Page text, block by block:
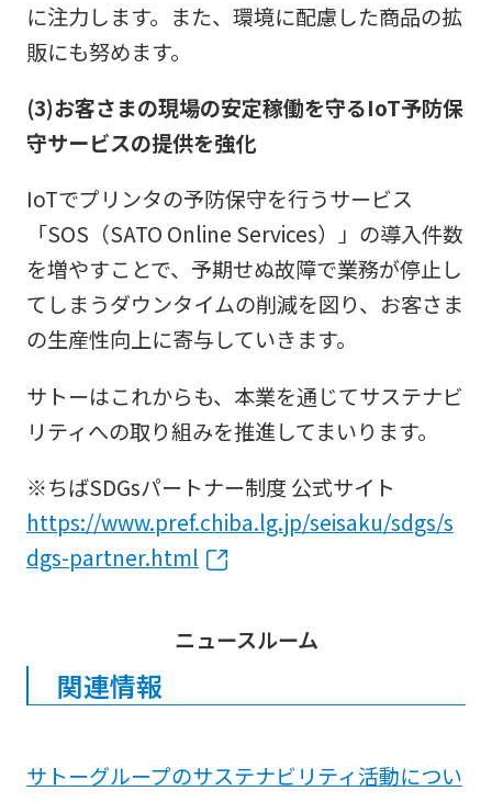
に注力します。また、環境に配慮した商品の拡
販にも努めます。
(3)お客さまの現場の安定稼働を守るIoT予防保
守サービスの提供を強化
IoTでプリンタの予防保守を行うサービス
「SOS（SATO Online Services）」の導入件数
を増やすことで、予期せぬ故障で業務が停止し
てしまうダウンタイムの削減を図り、お客さま
の生産性向上に寄与していきます。
サトーはこれからも、本業を通じてサステナビ
リティへの取り組みを推進してまいります。
※ちばSDGsパートナー制度 公式サイト
https://www.pref.chiba.lg.jp/seisaku/sdgs/s
dgs-partner.html
ニュースルーム
関連情報
サトーグループのサステナビリティ活動につい